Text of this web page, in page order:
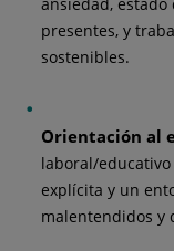
ansiedad,
presentes, y
sostenibles.
Orientación al
laboral/
explícita y un
malentendidos y